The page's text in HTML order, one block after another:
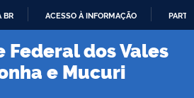
PARA
CONTEÚDO
BR ACESSO À INFORMAÇÃO
Federal dos Vales
e Mucuri